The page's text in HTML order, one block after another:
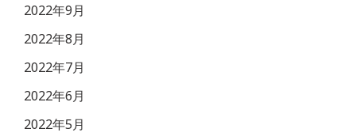
2022年9月
2022年8月
2022年7月
2022年6月
2022年5月